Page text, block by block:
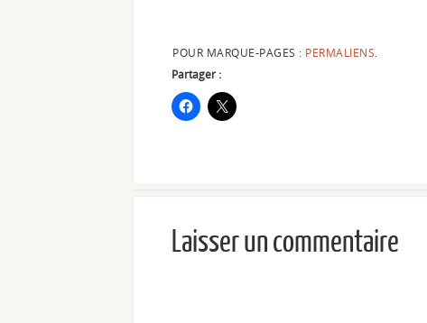
POUR MARQUE-PAGES : PERMALIENS
Partager :
Laisser un commentaire